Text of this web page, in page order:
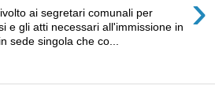
›
ai segretari comunali per
e gli atti necessari all'immissione in
sede singola che co...